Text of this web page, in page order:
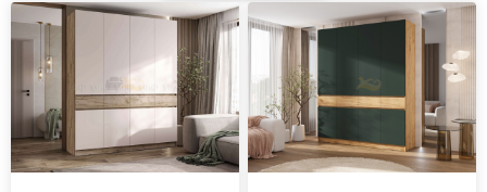
прихожей
Комоды
мебель
Столы
компьютер
Мебель
для
Мебель